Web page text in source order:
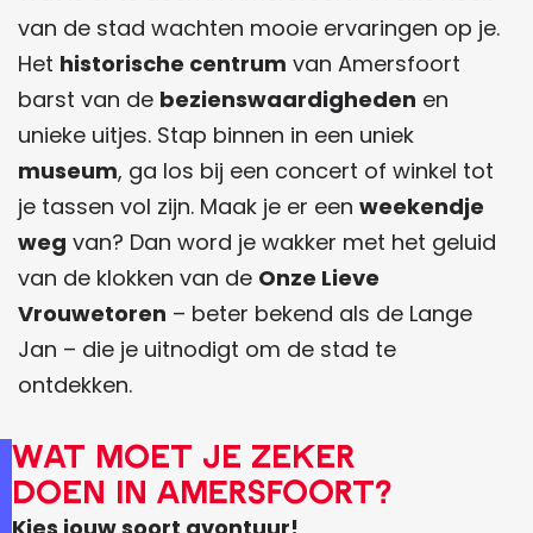
a
r
o
u
t
e
v
a
n
l
o
c
a
l
s
t
d
e
k
k
i
n
g
s
k
a
r
t
van de stad wachten mooie ervaringen op je.
Het historische centrum van Amersfoort
barst van de bezienswaardigheden en
unieke uitjes. Stap binnen in een uniek
museum, ga los bij een concert of winkel tot
je tassen vol zijn. Maak je er een weekendje
weg van? Dan word je wakker met het geluid
van de klokken van de Onze Lieve
Vrouwetoren – beter bekend als de Lange
Jan – die je uitnodigt om de stad te
ontdekken.
Wat moet je zeker
doen in Amersfoort?